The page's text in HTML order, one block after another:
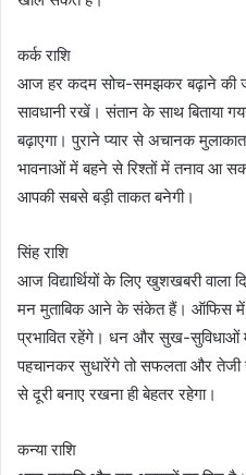
कर्क राशि
आज हर कदम सोच-समझकर बढ़ाने की
सावधानी रखें। संतान के साथ बिताया
बढ़ाएगा। पुराने प्यार से अचानक
भावनाओं में बहने से रिश्तों में तनाव आ
आपकी सबसे बड़ी ताकत बनेगी।
सिंह राशि
आज विद्यार्थियों के लिए खुशखबरी वाला
मन मुताबिक आने के संकेत हैं। ऑफिस में
प्रभावित रहेंगे। धन और सुख-सुविधाओं में
पहचानकर सुधारेंगे तो सफलता और तेजी
से दूरी बनाए रखना ही बेहतर रहेगा।
कन्या राशि